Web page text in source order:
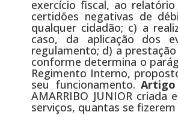
exercício fiscal, ao
certidões negativas de
qualquer cidadão; c) a
caso, da aplicação dos
regulamento; d) a
conforme determina o
Regimento Interno,
seu funcionamento.Artigo
AMARRIBO JUNIOR
serviços, quantas se